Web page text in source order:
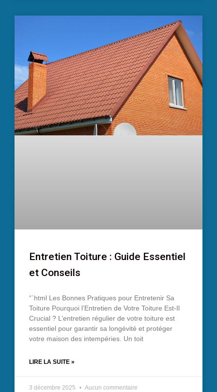
Entretien Toiture : Guide Essentiel
et Conseils
“`html Les Bonnes Pratiques pour Entretenir Sa
Toiture Pourquoi l’Entretien de Votre Toiture Est-Il
Crucial ? L’entretien régulier de votre toiture est
essentiel pour garantir sa longévité et protéger
votre maison des intempéries. Un toit
LIRE LA SUITE »
3 décembre 2025 Aucun commentaire